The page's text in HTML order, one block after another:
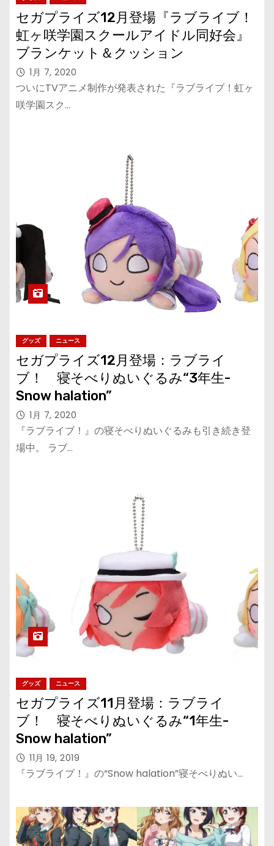
セガプライズ12月登場『ラブライブ！
虹ヶ咲学園スクールアイドル同好会』
ブランケット＆クッション
1月 7, 2020
ついにTVアニメ制作が発表された『ラブライブ！虹ヶ
咲学園スク…
グッズ ニュース
セガプライズ12月登場：ラブライ
ブ！ 寝そべりぬいぐるみ“3年生-
Snow halation”
1月 7, 2020
『ラブライブ！』の寝そべりぬいぐるみも引き続き登
場中。 ラブ…
グッズ ニュース
セガプライズ11月登場：ラブライ
ブ！ 寝そべりぬいぐるみ“1年生-
Snow halation”
11月 19, 2019
『ラブライブ！』の“Snow halation”寝そべりぬい…